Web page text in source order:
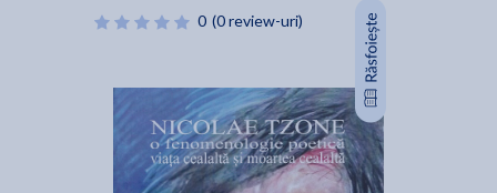
0 (0 review-uri)